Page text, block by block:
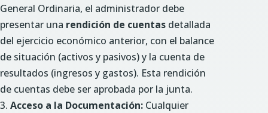
General Ordinaria, el administrador debe
presentar una rendición de cuentas detallada
del ejercicio económico anterior, con el balance
de situación (activos y pasivos) y la cuenta de
resultados (ingresos y gastos). Esta rendición
de cuentas debe ser aprobada por la junta.
Acceso a la Documentación: Cualquier